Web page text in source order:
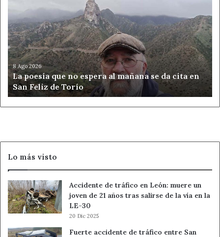
que
no
espera
al
mañana
se
da
cita
en
San
8 Ago 2026
La poesía que no espera al mañana se da cita en
San Feliz de Torío
Lo más visto
Accidente de tráfico en León: muere un
joven de 21 años tras salirse de la vía en la
LE-30
20 Dic 2025
Fuerte accidente de tráfico entre San